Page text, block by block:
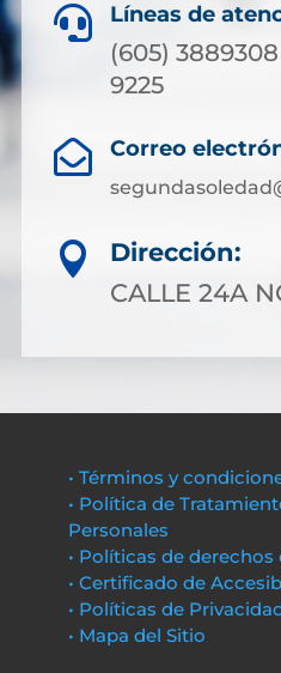
 Líneas de
(605)
9225
 Correo

Dirección:
CALLE 24A
• Términos y
• Política de
Personales
• Políticas de
• Certificado de
• Políticas de
• Mapa del Sitio